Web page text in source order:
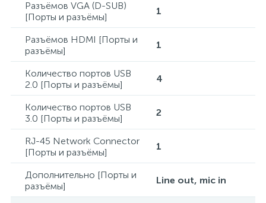
Разъёмов VGA (D-SUB)
[Порты и разъёмы]
1
Разъёмов HDMI [Порты и
разъёмы]
1
Количество портов USB
2.0 [Порты и разъёмы]
4
Количество портов USB
3.0 [Порты и разъёмы]
2
RJ-45 Network Connector
[Порты и разъёмы]
1
Дополнительно [Порты и
разъёмы]
Line out, mic in